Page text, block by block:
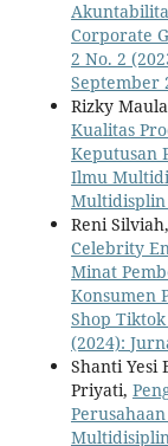
Corporate
2 No. 2
September
Rizky
Kualitas
Keputusan
Ilmu
Multidisplin
Reni
Celebrity
Minat
Konsumen
Shop Tiktok
(2024):
Shanti Yesi
Priyati,